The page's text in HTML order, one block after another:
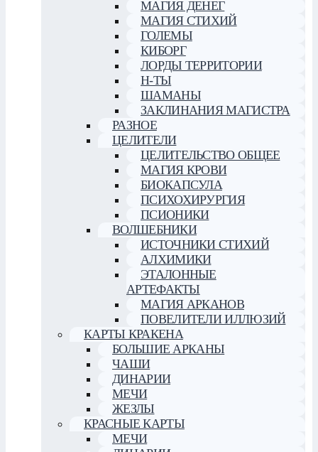
МАГИЯ ДЕНЕГ
МАГИЯ СТИХИЙ
ГОЛЕМЫ
КИБОРГ
ЛОРДЫ ТЕРРИТОРИИ
Н-ТЫ
ШАМАНЫ
ЗАКЛИНАНИЯ МАГИСТРА
РАЗНОЕ
ЦЕЛИТЕЛИ
ЦЕЛИТЕЛЬСТВО ОБЩЕЕ
МАГИЯ КРОВИ
БИОКАПСУЛА
ПСИХОХИРУРГИЯ
ПСИОНИКИ
ВОЛШЕБНИКИ
ИСТОЧНИКИ СТИХИЙ
АЛХИМИКИ
ЭТАЛОННЫЕ
АРТЕФАКТЫ
МАГИЯ АРКАНОВ
ПОВЕЛИТЕЛИ ИЛЛЮЗИЙ
КАРТЫ КРАКЕНА
БОЛЬШИЕ АРКАНЫ
ЧАШИ
ДИНАРИИ
МЕЧИ
ЖЕЗЛЫ
КРАСНЫЕ КАРТЫ
МЕЧИ